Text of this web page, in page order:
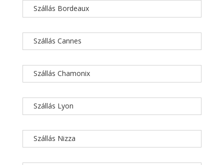
Szállás Bordeaux
Szállás Cannes
Szállás Chamonix
Szállás Lyon
Szállás Nizza